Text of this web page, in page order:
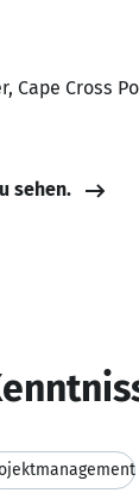
Cape Cross
sehen.